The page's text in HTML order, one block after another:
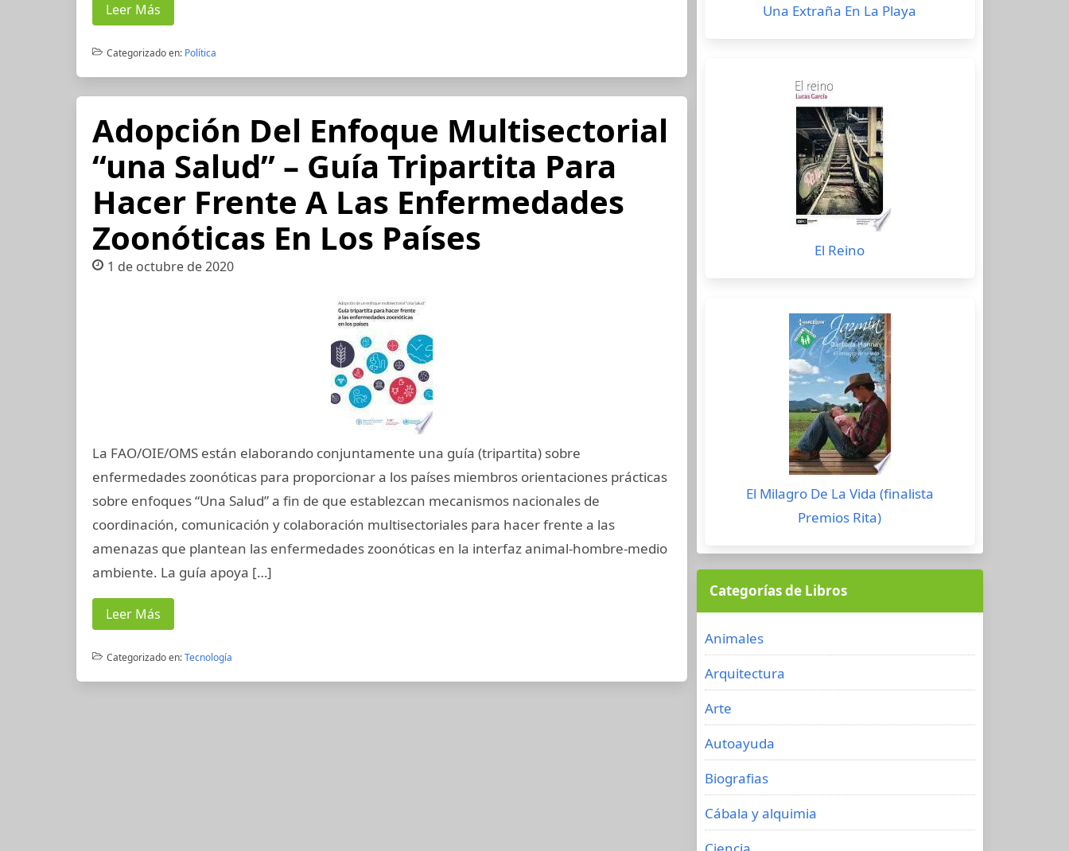
Leer Más
Categorizado en: Política
Adopción Del Enfoque Multisectorial
“una Salud” – Guía Tripartita Para
Hacer Frente A Las Enfermedades
Zoonóticas En Los Países
1 de octubre de 2020
La FAO/OIE/OMS están elaborando conjuntamente una guía (tripartita) sobre
enfermedades zoonóticas para proporcionar a los países miembros orientaciones prácticas
sobre enfoques “Una Salud” a fin de que establezcan mecanismos nacionales de
coordinación, comunicación y colaboración multisectoriales para hacer frente a las
amenazas que plantean las enfermedades zoonóticas en la interfaz animal-hombre-medio
ambiente. La guía apoya […]
Leer Más
Categorizado en:Tecnología
Una Extraña En La Playa
El Reino
El Milagro De La Vida (finalista
Premios Rita)
Categorías de Libros
Animales
Arquitectura
Arte
Autoayuda
Biografias
Cábala y alquimia